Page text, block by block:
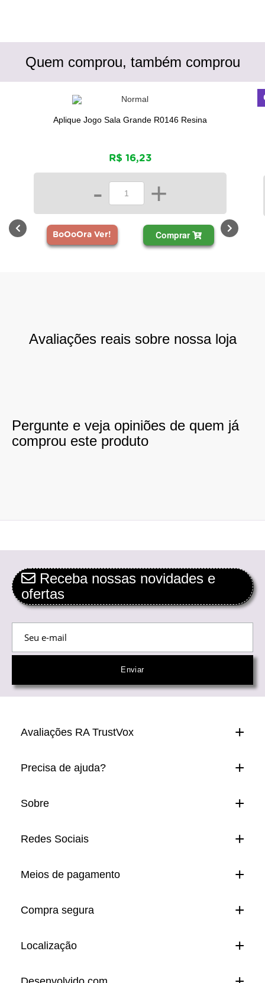
Quem comprou, também comprou
Aplique Jogo Sala Grande R0146 Resina
R$ 16,23
- +
BoOoOra Ver! Comprar
Avaliações reais sobre nossa loja
Pergunte e veja opiniões de quem já
comprou este produto
Receba nossas novidades e
ofertas
Avaliações RA TrustVox
Precisa de ajuda?
Sobre
Redes Sociais
Meios de pagamento
Compra segura
Localização